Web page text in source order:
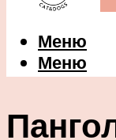
Меню
Меню